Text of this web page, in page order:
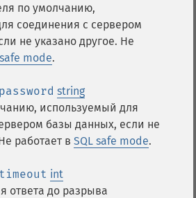
по умолчанию,
соединения с сервером
не указано другое. Не
mode.
string
используемый для
базы данных, если не
работает в SQL safe mode.
int
ответа до разрыва